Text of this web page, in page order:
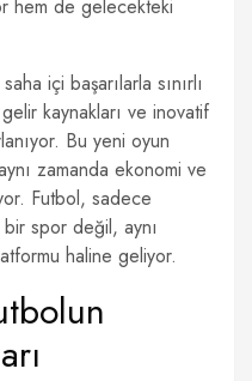
hem de gelecekteki
içi başarılarla sınırlı
kaynakları ve inovatif
Bu yeni oyun
zamanda ekonomi ve
Futbol, sadece
spor değil, aynı
haline geliyor.